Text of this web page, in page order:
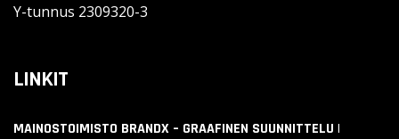
Y-tunnus 2309320-3
LINKIT
MAINOSTOIMISTO BRANDX – GRAAFINEN SUUNNITTELU |